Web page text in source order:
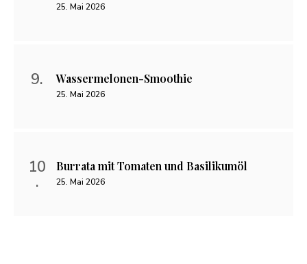
25. Mai 2026
Wassermelonen-Smoothie
25. Mai 2026
Burrata mit Tomaten und Basilikumöl
25. Mai 2026